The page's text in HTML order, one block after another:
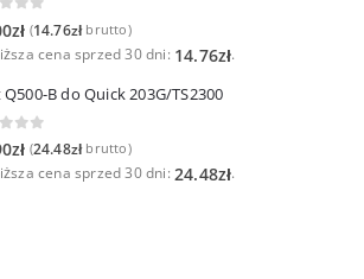
zł (14.76złbrutto)
cena sprzed 30 dni: 14.76zł.
B do Quick 203G/TS2300
of 5
zł (24.48złbrutto)
cena sprzed 30 dni: 24.48zł.